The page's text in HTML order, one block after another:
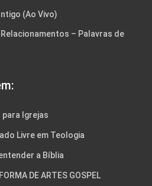
(Ao Vivo)
– Palavras de
para Igrejas
Livre em Teologia
a Bíblia
DE ARTES GOSPEL